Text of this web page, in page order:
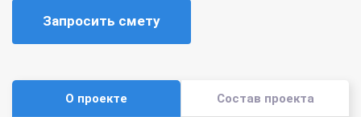
Запросить смету
О проекте Состав проекта